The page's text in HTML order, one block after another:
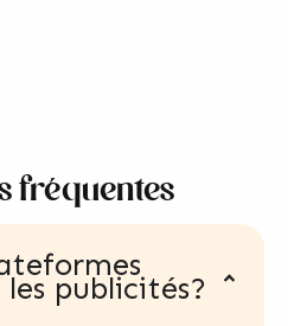
fréquentes
publicités?